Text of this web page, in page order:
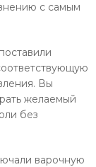
с самым
Вы
желаемый
без
варочную